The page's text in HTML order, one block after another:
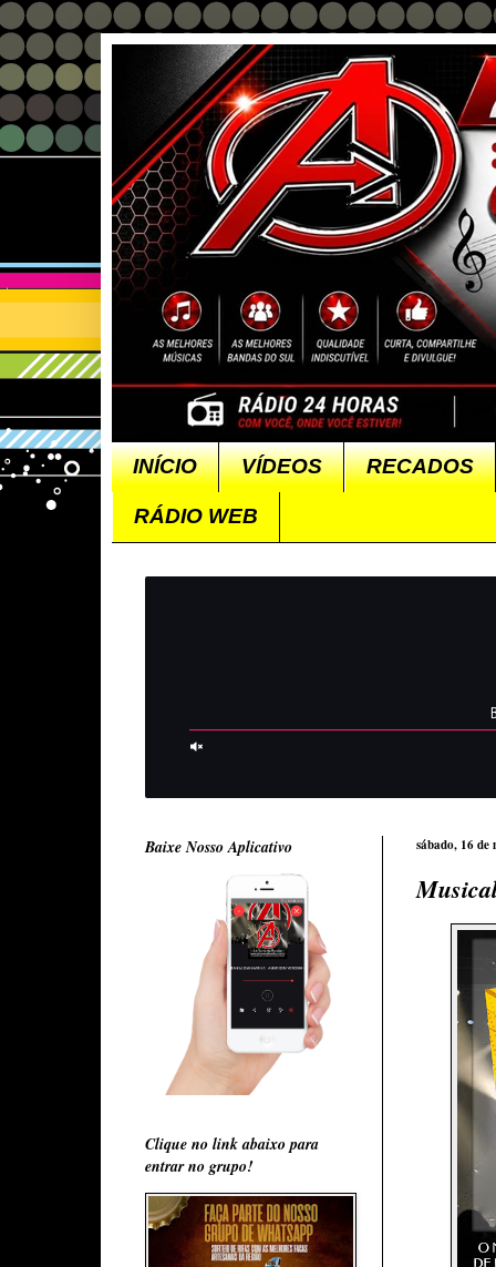
INÍCIO VÍDEOS RECADOS
RÁDIO WEB
sábado, 16 de
Baixe Nosso Aplicativo
Clique no link abaixo para
entrar no grupo!